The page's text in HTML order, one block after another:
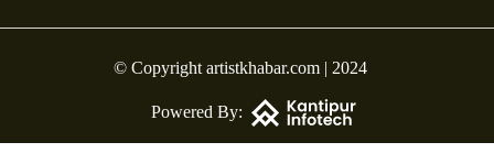
© Copyright artistkhabar.com | 2024
Powered By: